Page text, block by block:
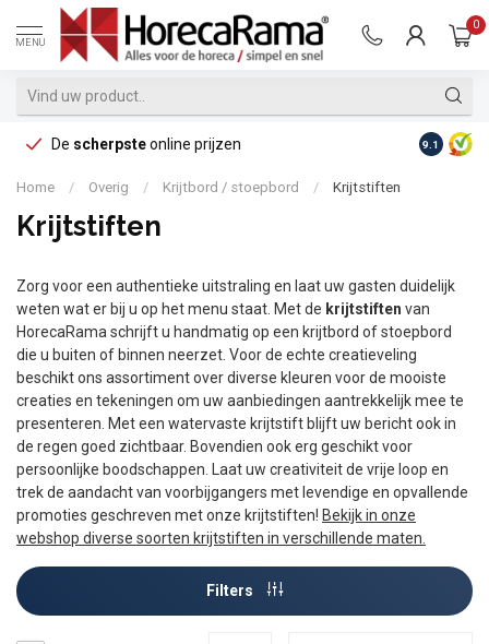
MENU
0
De scherpsteonline prijzen Op
9.1
Home / Overig / Krijtbord / stoepbord / Krijtstiften
Krijtstiften
Zorg voor een authentieke uitstraling en laat uw gasten duidelijk
weten wat er bij u op het menu staat. Met de krijtstiften van
HorecaRama schrijft u handmatig op een krijtbord of stoepbord
die u buiten of binnen neerzet. Voor de echte creatieveling
beschikt ons assortiment over diverse kleuren voor de mooiste
creaties en tekeningen om uw aanbiedingen aantrekkelijk mee te
presenteren. Met een watervaste krijtstift blijft uw bericht ook in
de regen goed zichtbaar. Bovendien ook erg geschikt voor
persoonlijke boodschappen. Laat uw creativiteit de vrije loop en
trek de aandacht van voorbijgangers met levendige en opvallende
promoties geschreven met onze krijtstiften! Bekijk in onze
webshop diverse soorten krijtstiften in verschillende maten.
Filters